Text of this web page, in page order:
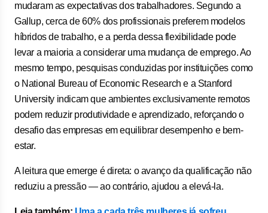
mudaram as expectativas dos trabalhadores. Segundo a
Gallup, cerca de 60% dos profissionais preferem modelos
híbridos de trabalho, e a perda dessa flexibilidade pode
levar a maioria a considerar uma mudança de emprego. Ao
mesmo tempo, pesquisas conduzidas por instituições como
o National Bureau of Economic Research e a Stanford
University indicam que ambientes exclusivamente remotos
podem reduzir produtividade e aprendizado, reforçando o
desafio das empresas em equilibrar desempenho e bem-
estar.
A leitura que emerge é direta: o avanço da qualificação não
reduziu a pressão — ao contrário, ajudou a elevá-la.